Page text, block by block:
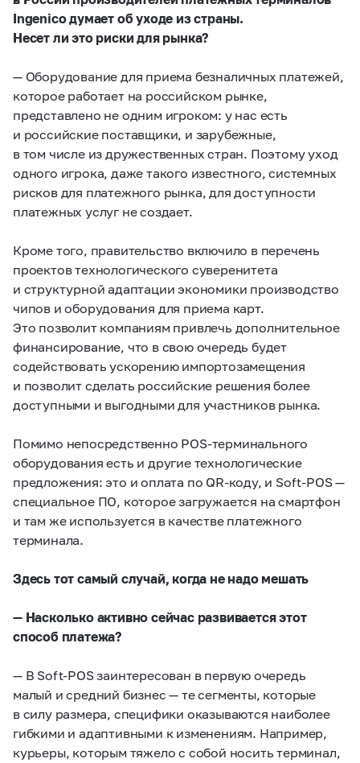
Ingenico думает об уходе из страны.
Несет ли это риски для рынка?
— Оборудование для приема безналичных платежей,
которое работает на российском рынке,
представлено не одним игроком: у нас есть
и российские поставщики, и зарубежные,
в том числе из дружественных стран. Поэтому уход
одного игрока, даже такого известного, системных
рисков для платежного рынка, для доступности
платежных услуг не создает.
Кроме того, правительство включило в перечень
проектов технологического суверенитета
и структурной адаптации экономики производство
чипов и оборудования для приема карт.
Это позволит компаниям привлечь дополнительное
финансирование, что в свою очередь будет
содействовать ускорению импортозамещения
и позволит сделать российские решения более
доступными и выгодными для участников рынка.
Помимо непосредственно POS-терминального
оборудования есть и другие технологические
предложения: это и оплата по QR-коду, и Soft-POS —
специальное ПО, которое загружается на смартфон
и там же используется в качестве платежного
терминала.
Здесь тот самый случай, когда не надо мешать
— Насколько активно сейчас развивается этот
способ платежа?
— В Soft-POS заинтересован в первую очередь
малый и средний бизнес — те сегменты, которые
в силу размера, специфики оказываются наиболее
гибкими и адаптивными к изменениям. Например,
курьеры, которым тяжело с собой носить терминал,